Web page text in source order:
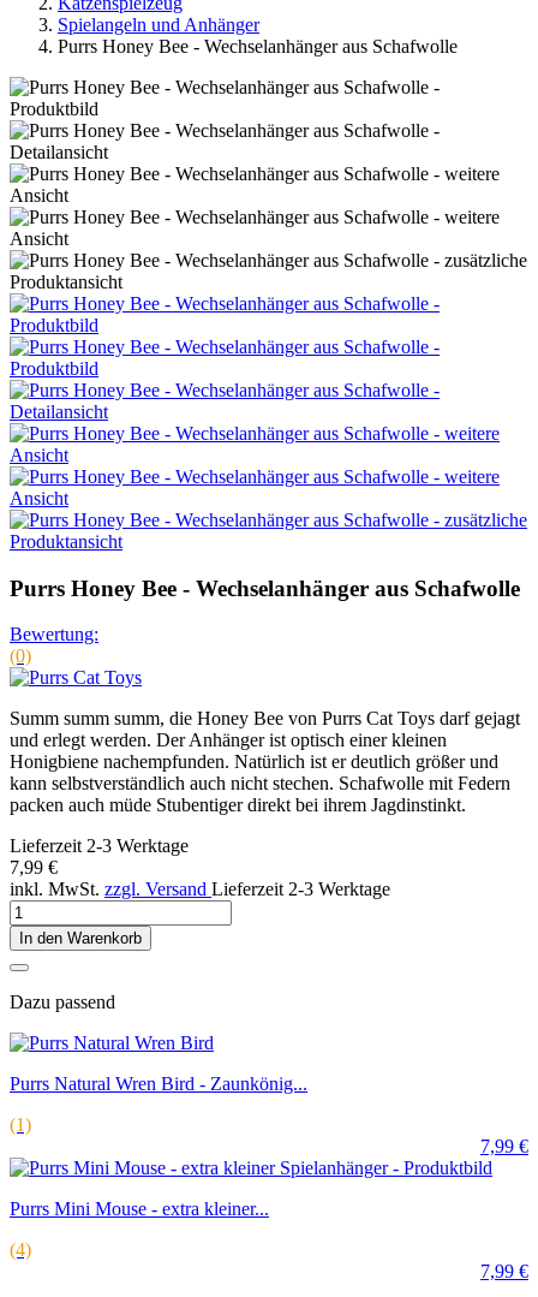
Purrs Honey Bee - Wechselanhänger aus Schafwolle
Bewertung:
(0)
Summ summ summ, die Honey Bee von Purrs Cat Toys darf gejagt
Honigbiene nachempfunden. Natürlich ist er deutlich größer und
kann selbstverständlich auch nicht stechen. Schafwolle mit Federn
packen auch müde Stubentiger direkt bei ihrem Jagdinstinkt.
Lieferzeit 2-3 Werktage
7,99 €
inkl. MwSt.zzgl. VersandLieferzeit 2-3 Werktage
In den Warenkorb
Purrs Natural Wren Bird - Zaunkönig...
(1)
Purrs Mini Mouse - extra kleiner...
(4)
Insekt
Beschreibung
Wechselanhänger Biene